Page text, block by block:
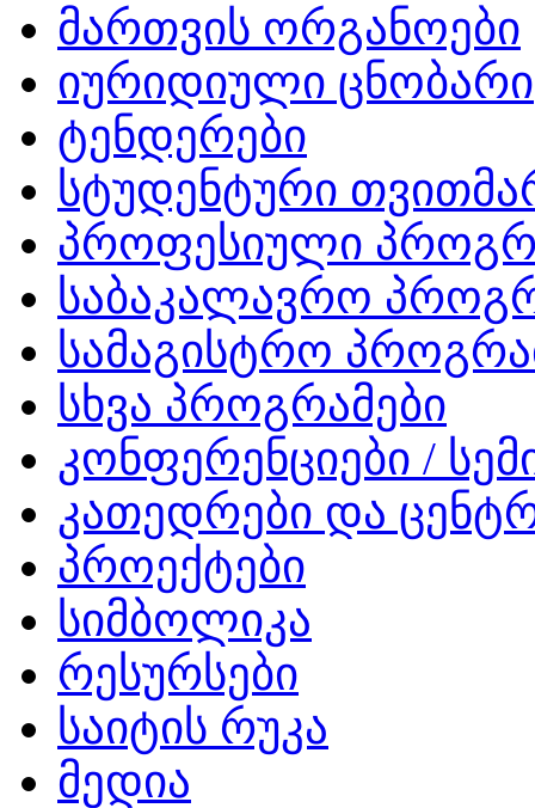
მართვის ორგანოები
იურიდიული ცნობარი
ტენდერები
სტუდენტური
პროფესიული
საბაკალავრო
სამაგისტრო
სხვა პროგრამები
კონფერენციები /
კათედრები და
პროექტები
სიმბოლიკა
რესურსები
საიტის რუკა
მედია